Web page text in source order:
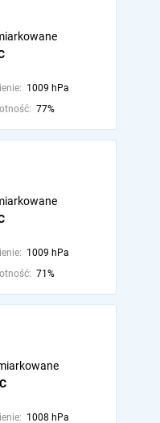
1009 hPa
77%
1009 hPa
71%
1008 hPa